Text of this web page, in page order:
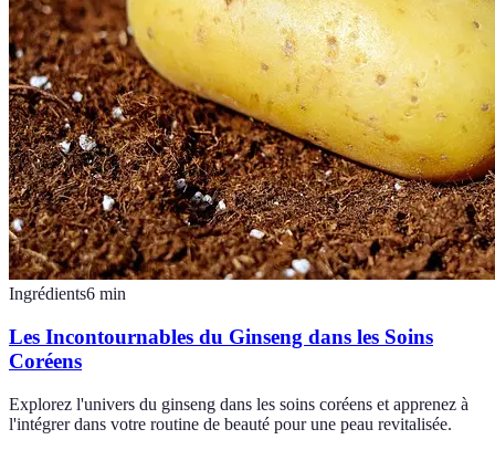
Ingrédients6 min
Les Incontournables du Ginseng dans les Soins
Coréens
Explorez l'univers du ginseng dans les soins coréens et apprenez à
l'intégrer dans votre routine de beauté pour une peau revitalisée.